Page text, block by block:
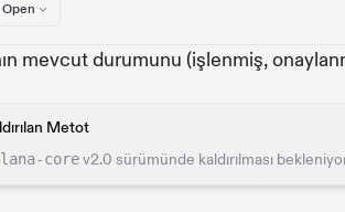
Open
mevcut durumunu (işlenmiş,
Metot
corev2.0 sürümünde kaldırılması